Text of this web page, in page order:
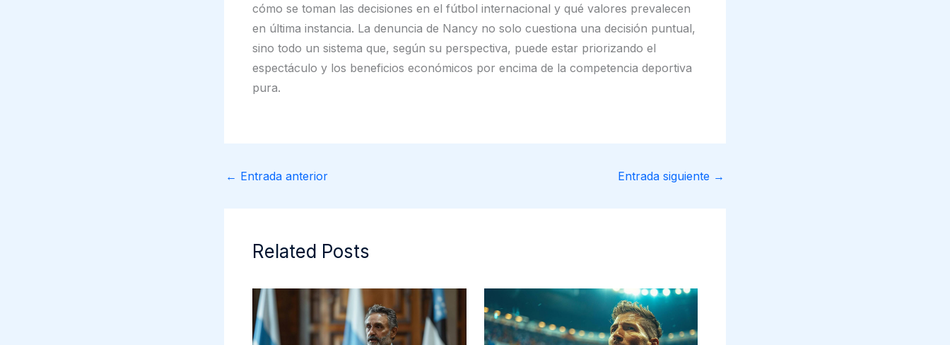
cómo se toman las decisiones en el fútbol internacional y qué valores prevalecen
en última instancia. La denuncia de Nancy no solo cuestiona una decisión puntual,
sino todo un sistema que, según su perspectiva, puede estar priorizando el
espectáculo y los beneficios económicos por encima de la competencia deportiva
pura.
← Entrada anterior Entrada siguiente →
Related Posts